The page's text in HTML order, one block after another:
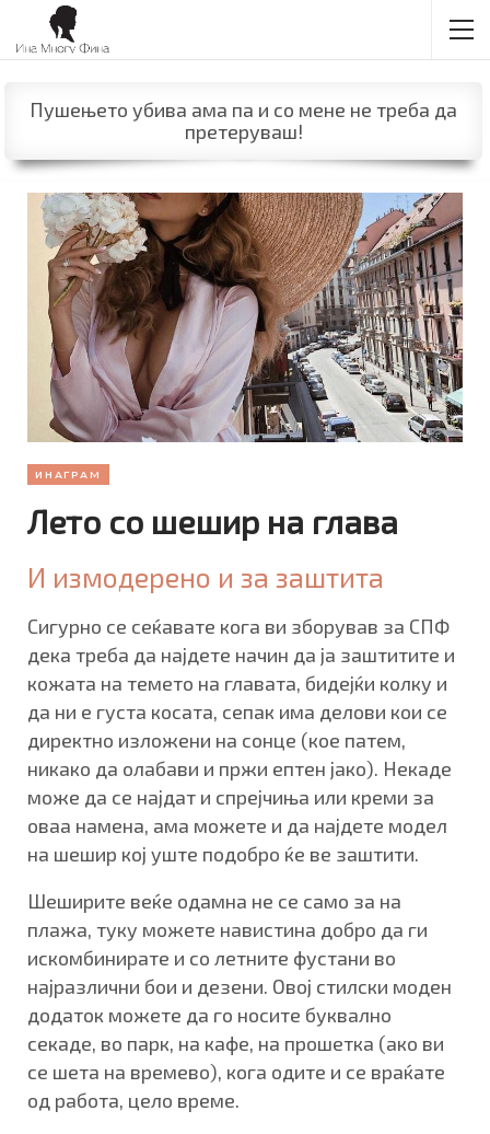
Пушењето убива ама па и со мене не треба да
претеруваш!
ИНАГРАМ
Лето со шешир на глава
И измодерено и за заштита
Сигурно се сеќавате кога ви зборував за СПФ
дека треба да најдете начин да ја заштитите и
кожата на темето на главата, бидејќи колку и
да ни е густа косата, сепак има делови кои се
директно изложени на сонце (кое патем,
никако да олабави и пржи ептен јако). Некаде
може да се најдат и спрејчиња или креми за
оваа намена, ама можете и да најдете модел
на шешир кој уште подобро ќе ве заштити.
Шеширите веќе одамна не се само за на
плажа, туку можете навистина добро да ги
искомбинирате и со летните фустани во
најразлични бои и дезени. Овој стилски моден
додаток можете да го носите буквално
секаде, во парк, на кафе, на прошетка (ако ви
се шета на времево), кога одите и се враќате
од работа, цело време.